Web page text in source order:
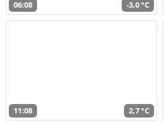
06:08 -3,0 °C
11:08 2,7 °C